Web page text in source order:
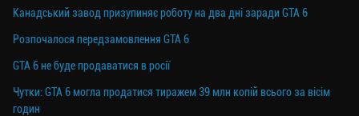
Канадський завод призупиняє роботу на два дні заради GTA 6
Розпочалося передзамовлення GTA 6
GTA 6 не буде продаватися в росії
Чутки: GTA 6 могла продатися тиражем 39 млн копій всього за вісім
годин